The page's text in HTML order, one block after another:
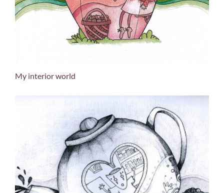
My interior world